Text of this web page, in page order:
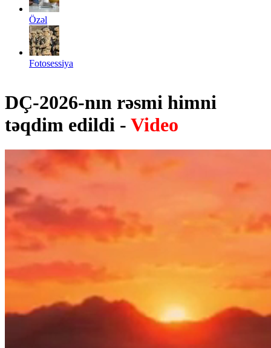
Özəl
Fotosessiya
DÇ-2026-nın rəsmi himni
təqdim edildi - Video